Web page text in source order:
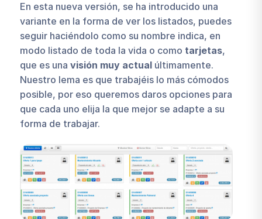
En esta nueva versión, se ha introducido una
variante en la forma de ver los listados, puedes
seguir haciéndolo como su nombre indica, en
modo listado de toda la vida o como tarjetas,
que es una visión muy actualúltimamente.
Nuestro lema es que trabajéis lo más cómodos
posible, por eso queremos daros opciones para
que cada uno elija la que mejor se adapte a su
forma de trabajar.